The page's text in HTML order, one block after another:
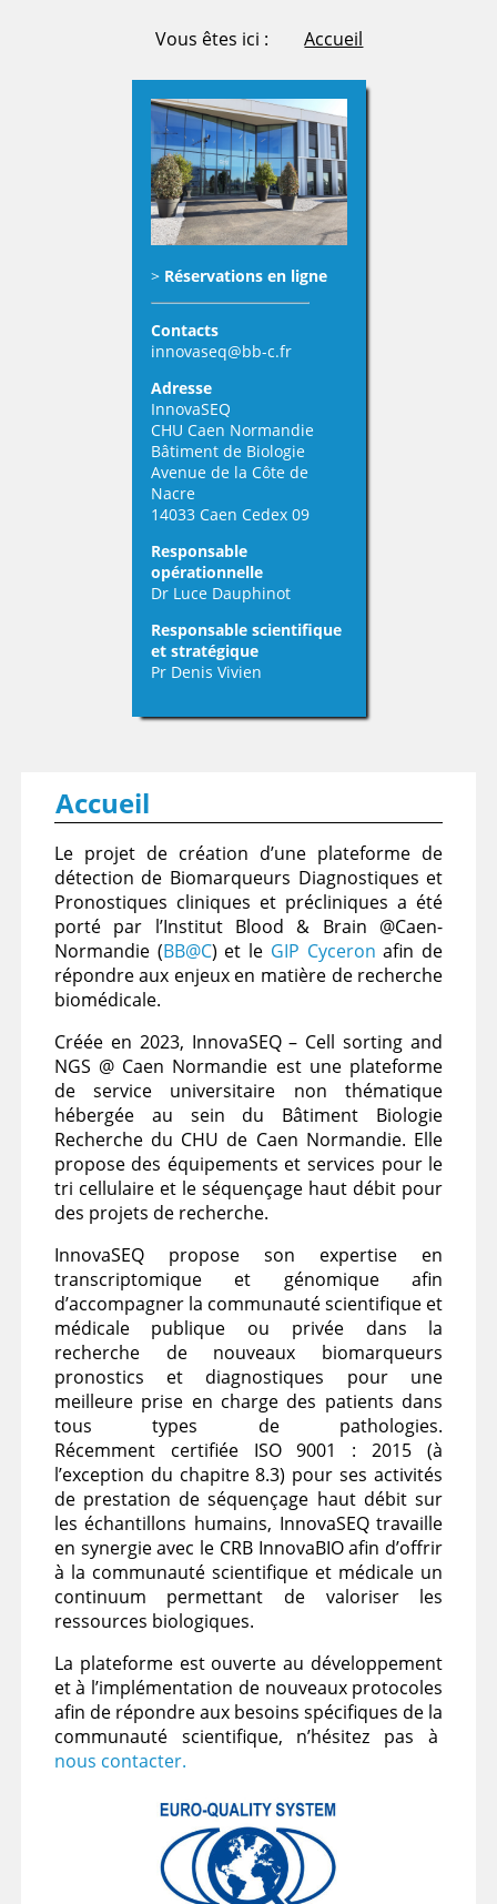
Vous êtes ici : Accueil
> Réservations en ligne
Contacts
innovaseq@bb-c.fr
Adresse
InnovaSEQ
CHU Caen Normandie
Bâtiment de Biologie
Avenue de la Côte de
Nacre
14033 Caen Cedex 09
Responsable
opérationnelle
Dr Luce Dauphinot
Responsable scientifique
et stratégique
Pr Denis Vivien
Accueil
Le projet de création d’une plateforme de
détection de Biomarqueurs Diagnostiques et
Pronostiques cliniques et précliniques a été
porté par l’Institut Blood & Brain @Caen-
Normandie (BB@C) et le GIP Cyceron afin de
répondre aux enjeux en matière de recherche
biomédicale.
Créée en 2023, InnovaSEQ – Cell sorting and
NGS @ Caen Normandie est une plateforme
de service universitaire non thématique
hébergée au sein du Bâtiment Biologie
Recherche du CHU de Caen Normandie. Elle
propose des équipements et services pour le
tri cellulaire et le séquençage haut débit pour
des projets de recherche.
InnovaSEQ propose son expertise en
transcriptomique et génomique afin
d’accompagner la communauté scientifique et
médicale publique ou privée dans la
recherche de nouveaux biomarqueurs
pronostics et diagnostiques pour une
meilleure prise en charge des patients dans
tous types de pathologies.
Récemment certifiée ISO 9001 : 2015 (à
l’exception du chapitre 8.3) pour ses activités
de prestation de séquençage haut débit sur
les échantillons humains, InnovaSEQ travaille
en synergie avec le CRB InnovaBIO afin d’offrir
à la communauté scientifique et médicale un
continuum permettant de valoriser les
ressources biologiques.
La plateforme est ouverte au développement
et à l’implémentation de nouveaux protocoles
afin de répondre aux besoins spécifiques de la
communauté scientifique, n’hésitez pas à
nous contacter.